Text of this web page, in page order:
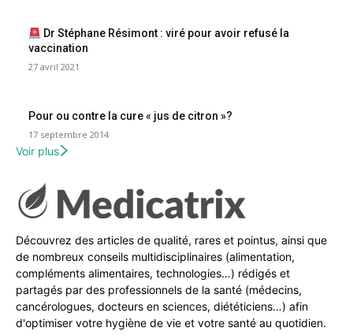
Dr Stéphane Résimont : viré pour avoir refusé la
vaccination
27 avril 2021
Pour ou contre la cure « jus de citron »?
17 septembre 2014
Voir plus
Découvrez des articles de qualité, rares et pointus, ainsi que
de nombreux conseils multidisciplinaires (alimentation,
compléments alimentaires, technologies…) rédigés et
partagés par des professionnels de la santé (médecins,
cancérologues, docteurs en sciences, diététiciens…) afin
d'optimiser votre hygiène de vie et votre santé au quotidien.